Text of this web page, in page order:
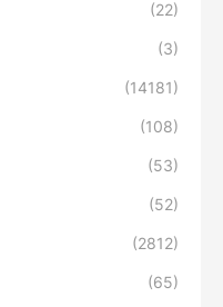
(22)
(3)
(14181)
(108)
(53)
(52)
(2812)
(65)